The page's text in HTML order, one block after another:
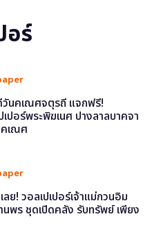
อร์
นคเณศจตุรถี แจกฟรี!
เปอร์พระพิฆเนศ ปางลาลบาคจา
คเณศ
ลย! วอลเปเปอร์เจ้าแม่กวนอิม
นพร ชุดเปิดคลัง รับทรัพย์ เพียง